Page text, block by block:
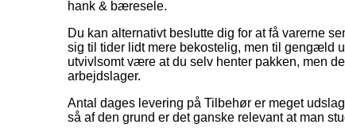
hank & bæresele.
Du kan alternativt beslutte dig for at få varerne
sig til tider lidt mere bekostelig, men til gengæld
utvivlsomt være at du selv henter pakken, men
arbejdslager.
Antal dages levering på Tilbehør er meget
så af den grund er det ganske relevant at man